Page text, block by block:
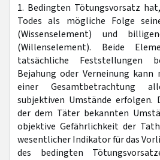
1. Bedingten Tötungsvorsatz
Todes als mögliche Folge
(Wissenselement) und
(Willenselement). Beide
tatsächliche Feststellungen
Bejahung oder Verneinung kann
einer Gesamtbetrachtung
subjektiven Umstände erfolgen.
der dem Täter bekannten
objektive Gefährlichkeit der
wesentlicher Indikator für das
des bedingten